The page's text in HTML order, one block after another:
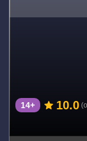
14+ 10.0